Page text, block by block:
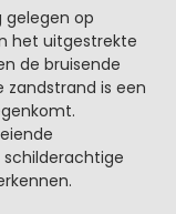
gelegen op
het uitgestrekte
de bruisende
zandstrand is een